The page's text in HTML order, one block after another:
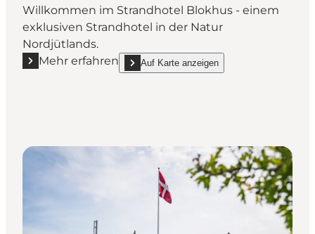
Willkommen im Strandhotel Blokhus - einem
exklusiven Strandhotel in der Natur
Nordjütlands.
Mehr erfahren
Mehr erfahren "Strandhotellet Blokhus"
Auf Karte anzeigen
show Strandhotellet Blokhus on_map